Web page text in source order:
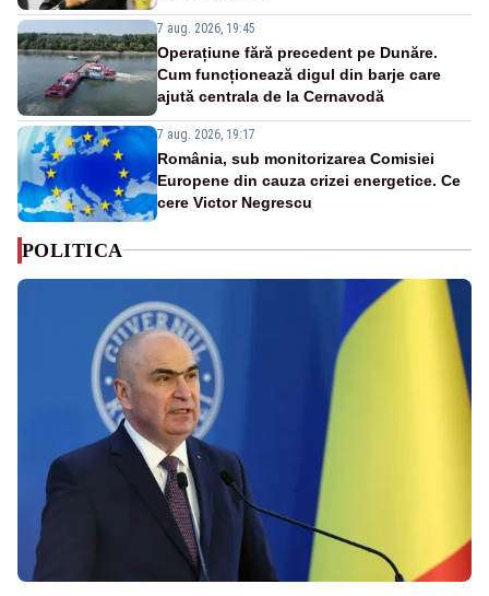
7 aug. 2026, 19:45
Operațiune fără precedent pe Dunăre.
Cum funcționează digul din barje care
ajută centrala de la Cernavodă
7 aug. 2026, 19:17
România, sub monitorizarea Comisiei
Europene din cauza crizei energetice. Ce
cere Victor Negrescu
POLITICA